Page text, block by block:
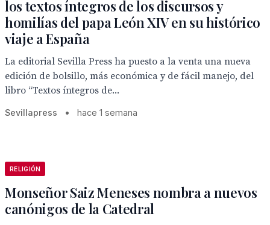
los textos íntegros de los discursos y
homilías del papa León XIV en su histórico
viaje a España
La editorial Sevilla Press ha puesto a la venta una nueva
edición de bolsillo, más económica y de fácil manejo, del
libro “Textos íntegros de...
Sevillapress • hace 1 semana
RELIGIÓN
Monseñor Saiz Meneses nombra a nuevos
canónigos de la Catedral